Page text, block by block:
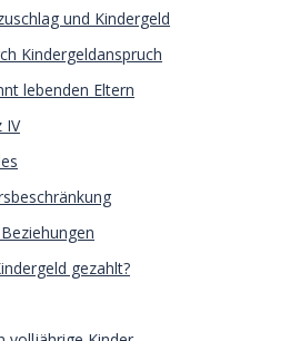
und Kindergeld
Kindergeldanspruch
lebenden Eltern
IV
gezahlt?